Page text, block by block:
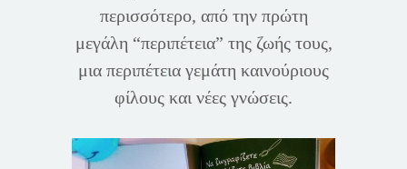
περισσότερο, από την πρώτη
μεγάλη “περιπέτεια” της ζωής τους,
μια περιπέτεια γεμάτη καινούριους
φίλους και νέες γνώσεις.